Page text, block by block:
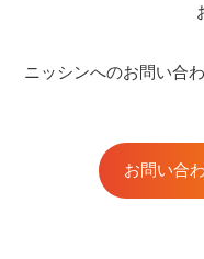
ニッシンへのお問い合
お問い合